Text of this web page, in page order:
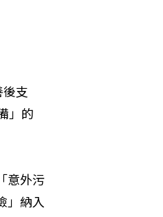
後支
」的
意外污
」納入